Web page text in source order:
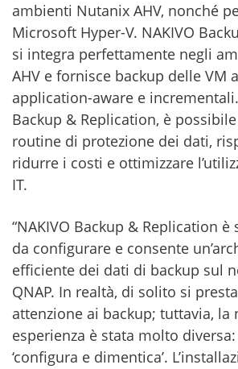
ambienti Nutanix AHV, nonché
Microsoft Hyper-V. NAKIVO
si integra perfettamente negli
AHV e fornisce backup delle VM
application-aware e
Backup & Replication, è
routine di protezione dei dati,
ridurre i costi e ottimizzare
IT.
“NAKIVO Backup & Replication
da configurare e consente
efficiente dei dati di backup sul
QNAP. In realtà, di solito si
attenzione ai backup; tuttavia, la
esperienza è stata molto
‘configura e dimentica’.